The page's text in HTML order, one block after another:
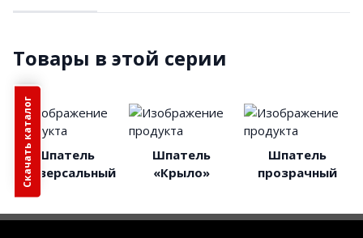
Товары в этой серии
Шпатель
универсальный
Шпатель
«Крыло»
Шпатель
прозрачный
Скачать каталог